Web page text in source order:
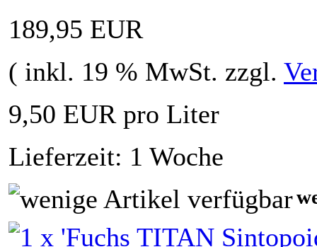
189,95 EUR
( inkl. 19 % MwSt. zzgl.
9,50 EUR pro Liter
Lieferzeit: 1 Woche